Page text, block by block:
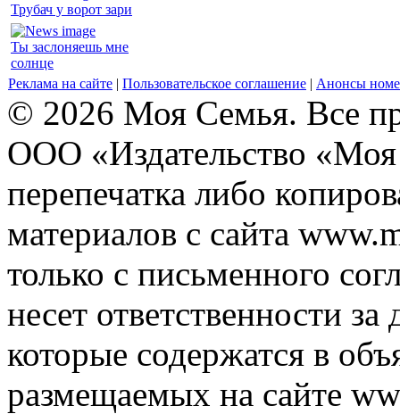
Трубач у ворот зари
Ты заслоняешь мне
солнце
Реклама на сайте | Пользовательское соглашение | Анонсы
© 2026 Моя Семья. Все
ООО «Издательство
перепечатка либо
материалов с сайта
только с письменного
несет ответственности
которые содержатся в
размещаемых на сайте